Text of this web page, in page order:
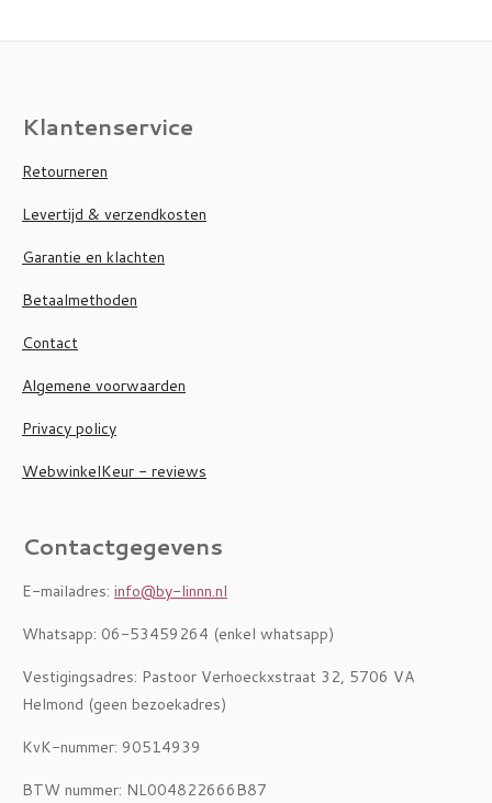
Klantenservice
Retourneren
Levertijd & verzendkosten
Garantie en klachten
Betaalmethoden
Contact
Algemene voorwaarden
Privacy policy
WebwinkelKeur - reviews
Contactgegevens
E-mailadres: info@by-linnn.nl
Whatsapp: 06-53459264 (enkel whatsapp)
Vestigingsadres: Pastoor Verhoeckxstraat 32, 5706 VA
Helmond (geen bezoekadres)
KvK-nummer: 90514939
BTW nummer: NL004822666B87